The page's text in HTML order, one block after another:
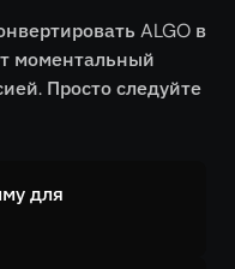
ALGO в
моментальный
Просто следуйте
для